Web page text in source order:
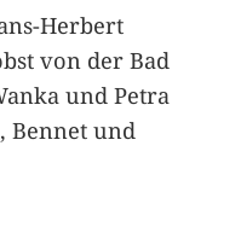
Herbert
von der Bad
und Petra
Bennet und